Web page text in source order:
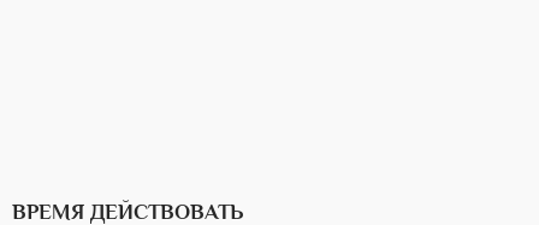
ВРЕМЯ ДЕЙСТВОВАТЬ